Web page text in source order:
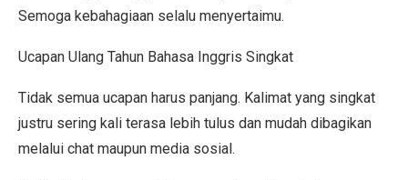
Semoga kebahagiaan selalu menyertaimu.
Ucapan Ulang Tahun Bahasa Inggris Singkat
Tidak semua ucapan harus panjang. Kalimat yang singkat
justru sering kali terasa lebih tulus dan mudah dibagikan
melalui chat maupun media sosial.